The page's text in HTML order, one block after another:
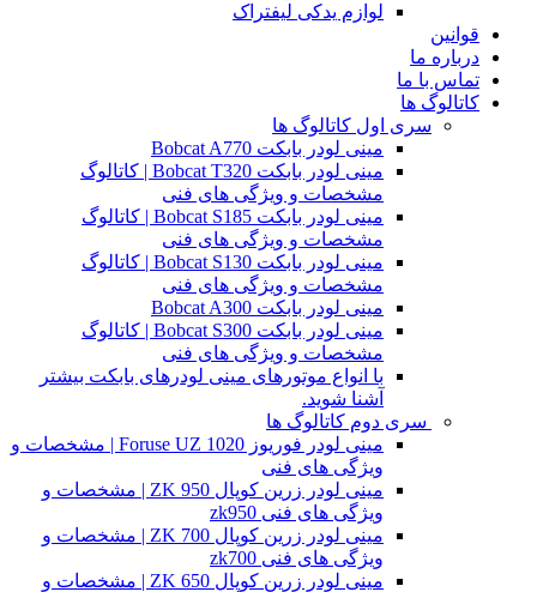
لوازم یدکی لیفتراک
قوانین
درباره ما
تماس با ما
کاتالوگ ها
سری اول کاتالوگ ها
مینی لودر بابکت Bobcat A770
مینی لودر بابکت Bobcat T320 | کاتالوگ
مشخصات و ویژگی های فنی
مینی لودر بابکت Bobcat S185 | کاتالوگ
مشخصات و ویژگی های فنی
مینی لودر بابکت Bobcat S130 | کاتالوگ
مشخصات و ویژگی های فنی
مینی لودر بابکت Bobcat A300
مینی لودر بابکت Bobcat S300 | کاتالوگ
مشخصات و ویژگی های فنی
با انواع موتورهای مینی لودرهای بابکت بیشتر
آشنا شوید.
سری دوم کاتالوگ ها
مینی لودر فوریوز Foruse UZ 1020 | مشخصات و
ویژگی های فنی
مینی لودر زرین کوپال ZK 950 | مشخصات و
ویژگی های فنی zk950
مینی لودر زرین کوپال ZK 700 | مشخصات و
ویژگی های فنی zk700
مینی لودر زرین کوپال ZK 650 | مشخصات و